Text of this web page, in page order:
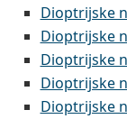
Dioptrijske
Dioptrijske
Dioptrijske
Dioptrijske
Dioptrijske